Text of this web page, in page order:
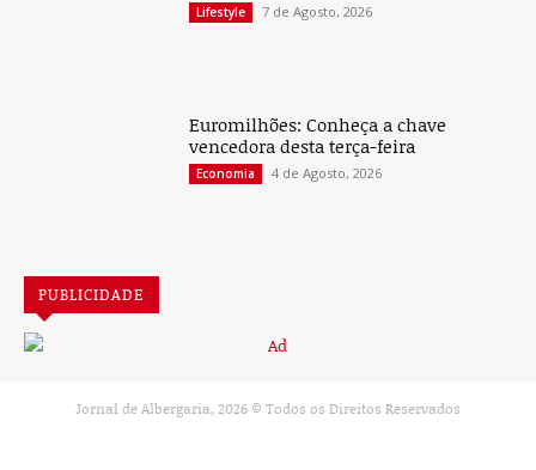
Lifestyle 7 de Agosto, 2026
Euromilhões: Conheça a chave
vencedora desta terça-feira
Economia 4 de Agosto, 2026
PUBLICIDADE
Jornal de Albergaria, 2026 © Todos os Direitos Reservados